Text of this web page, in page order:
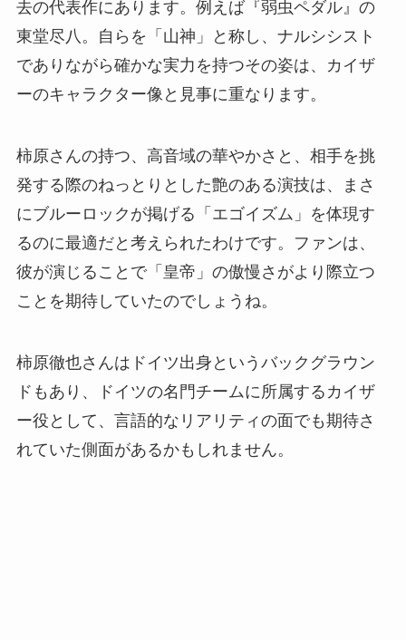
去の代表作にあります。例えば『弱虫ペダル』の
東堂尽八。自らを「山神」と称し、ナルシシスト
でありながら確かな実力を持つその姿は、カイザ
ーのキャラクター像と見事に重なります。
柿原さんの持つ、高音域の華やかさと、相手を挑
発する際のねっとりとした艶のある演技は、まさ
にブルーロックが掲げる「エゴイズム」を体現す
るのに最適だと考えられたわけです。ファンは、
彼が演じることで「皇帝」の傲慢さがより際立つ
ことを期待していたのでしょうね。
柿原徹也さんはドイツ出身というバックグラウン
ドもあり、ドイツの名門チームに所属するカイザ
ー役として、言語的なリアリティの面でも期待さ
れていた側面があるかもしれません。